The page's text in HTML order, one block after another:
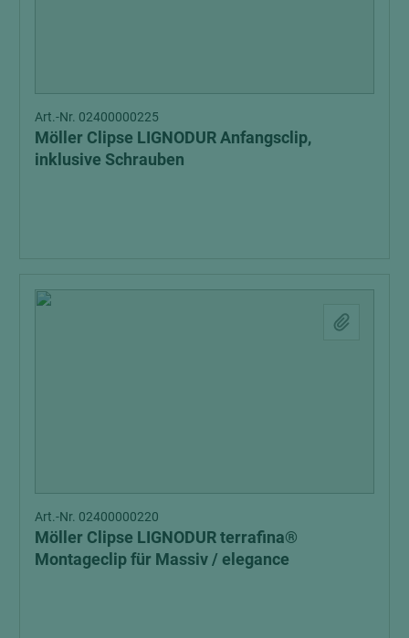
Art.-Nr. 02400000225
Möller Clipse LIGNODUR Anfangsclip,
inklusive Schrauben
Art.-Nr. 02400000220
Möller Clipse LIGNODUR terrafina®
Montageclip für Massiv / elegance